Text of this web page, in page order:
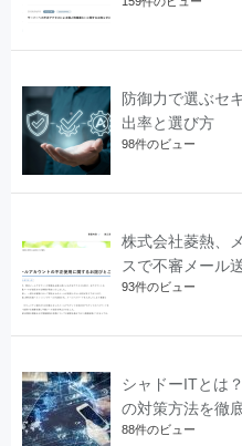
防御力で選ぶセ
出率と選び方
98件のビュー
株式会社菱熱、
スで不審メール
93件のビュー
シャドーITとは
の対策方法を徹
88件のビュー